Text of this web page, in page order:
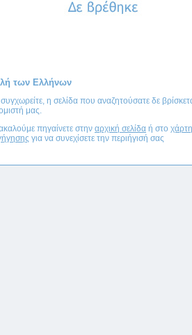
των Ελλήνων
η σελίδα που αναζητούσατε δε
μας.
πηγαίνετε στην αρχική σελίδα ή στο χάρτη
για να συνεχίσετε την περιήγισή σας